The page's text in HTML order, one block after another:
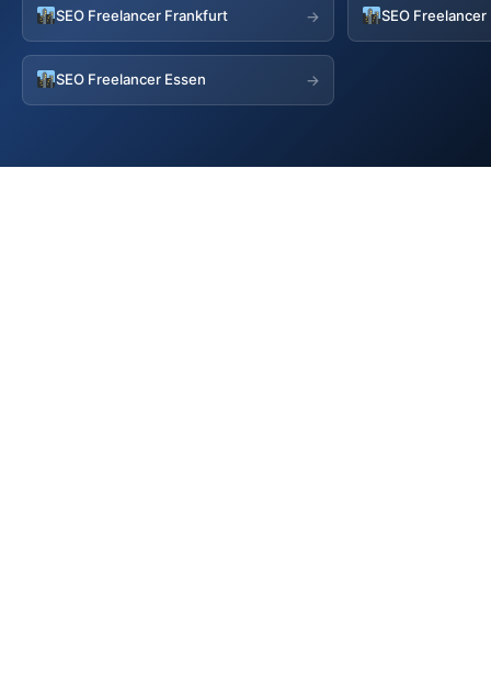
SEO Freelancer Frankfurt → SEO
SEO Freelancer Essen →